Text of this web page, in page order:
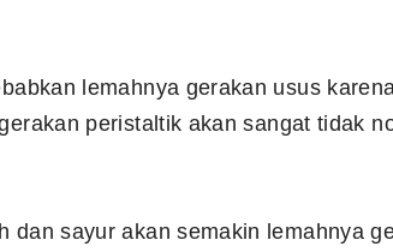
lemahnya gerakan usus
peristaltik akan sangat tidak
dan sayur akan semakin lemahnya